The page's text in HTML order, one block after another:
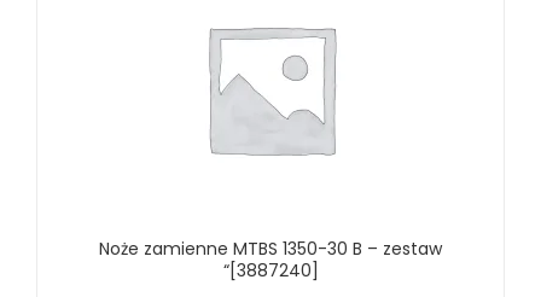
WYPOSAŻENIE GIĘTAREK
WYPOSAŻENIE GWINCIAREK
WYPOSAŻENIE ODCIĄGÓW MASZYN DO METALU
WYPOSAŻENIE PIŁ TARCZOWYCH DO METALU
WYPOSAŻENIE SPĘCZAREK
WYPOSAŻENIE STOŁÓW ROLKOWYCH
Noże zamienne MTBS 1350-30 B – zestaw
“[3887240]